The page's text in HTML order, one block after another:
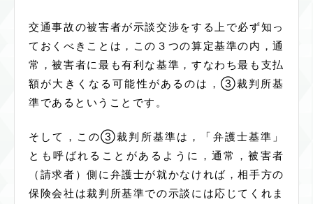
交通事故の被害者が示談交渉をする上で必ず知っ
ておくべきことは，この３つの算定基準の内，通
常，被害者に最も有利な基準，すなわち最も支払
額が大きくなる可能性があるのは，③裁判所基
準であるということです。
そして，この③裁判所基準は，「弁護士基準」
とも呼ばれることがあるように，通常，被害者
（請求者）側に弁護士が就かなければ，相手方の
保険会社は裁判所基準での示談には応じてくれま